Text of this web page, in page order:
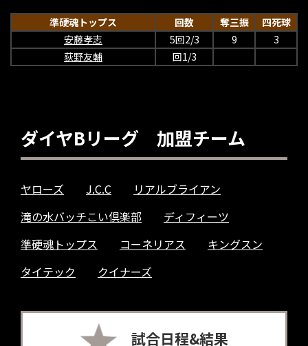
準硬魂トップス 回数 奪三振
四死球
安藤孝志
5回2/3 9
3
荻野友輔
回1/3
ダイヤBリーグ 加盟チーム
ヤローズ J.C.C
リアルブライアン
滝の水バッチこい倶楽部
ディフィーツ
準硬魂トップス
コーネリアス
キングスン
タイテック
クイナーズ
試合日程&結果